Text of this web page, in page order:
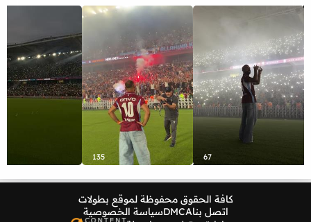
67
135
كافة الحقوق محفوظة لموقع بطولات
اتصل بناDMCAسياسة الخصوصية